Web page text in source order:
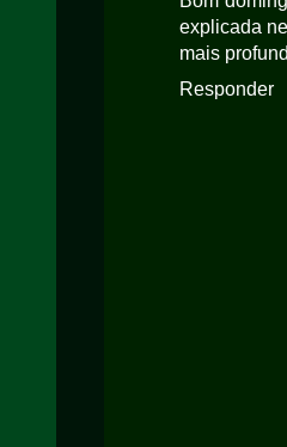
explicada
mais
Responder